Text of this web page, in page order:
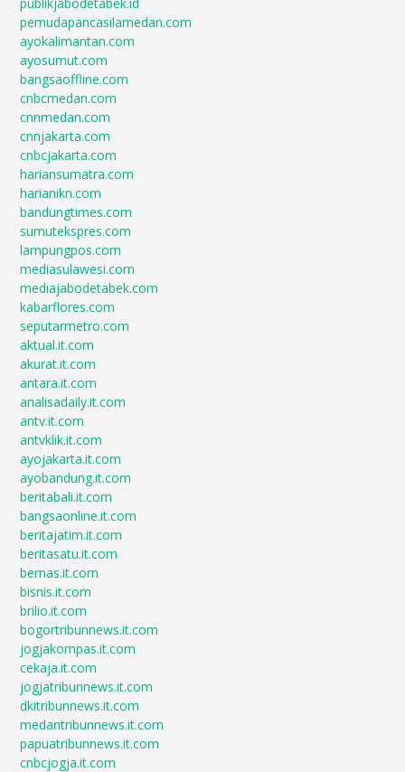
pemudapancasilamedan.com
ayokalimantan.com
ayosumut.com
bangsaoffline.com
cnbcmedan.com
cnnmedan.com
cnnjakarta.com
cnbcjakarta.com
hariansumatra.com
harianikn.com
bandungtimes.com
sumutekspres.com
lampungpos.com
mediasulawesi.com
mediajabodetabek.com
kabarflores.com
seputarmetro.com
aktual.it.com
akurat.it.com
antara.it.com
analisadaily.it.com
antv.it.com
antvklik.it.com
ayojakarta.it.com
ayobandung.it.com
beritabali.it.com
bangsaonline.it.com
beritajatim.it.com
beritasatu.it.com
bernas.it.com
bisnis.it.com
brilio.it.com
bogortribunnews.it.com
jogjakompas.it.com
cekaja.it.com
jogjatribunnews.it.com
dkitribunnews.it.com
medantribunnews.it.com
papuatribunnews.it.com
cnbcjogja.it.com